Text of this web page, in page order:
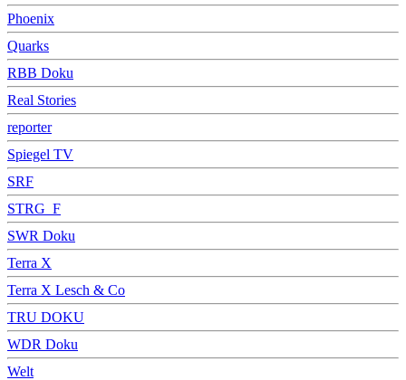
Phoenix
Quarks
RBB Doku
Real Stories
reporter
Spiegel TV
SRF
STRG_F
SWR Doku
Terra X
Terra X Lesch & Co
TRU DOKU
WDR Doku
Welt